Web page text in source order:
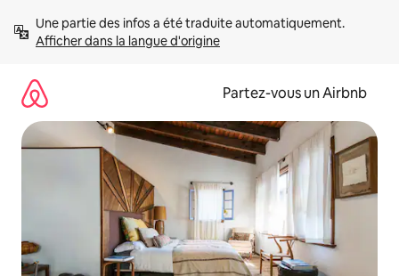
directement
Afficher dans la langue d'origine
Partez-vous un Airbnb